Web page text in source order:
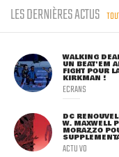
LES DERNIÈRES ACTUS
WALKING
UN BEAT'EM
FIGHT POUR
KIRKMAN !
ECRANS
DC
W. MAXWELL
MORAZZO
ACTU VO